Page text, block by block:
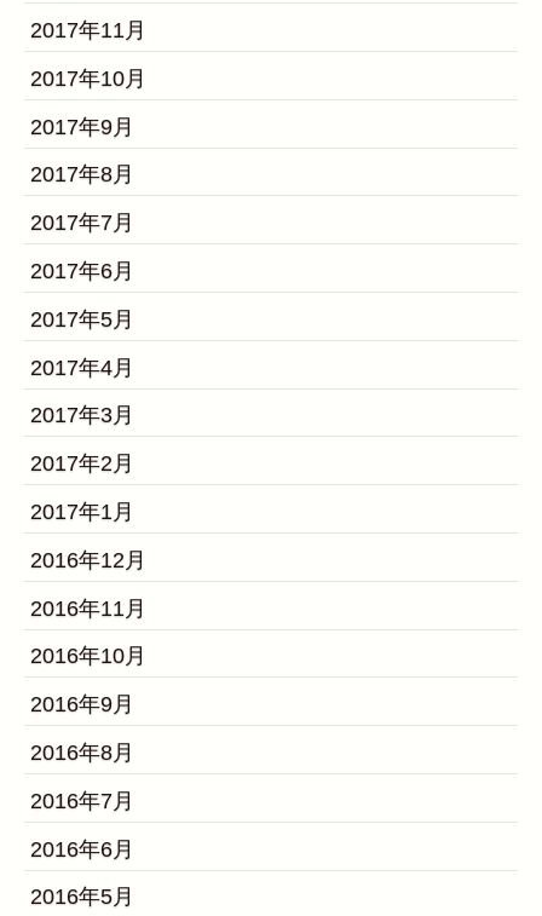
2017年11月
2017年10月
2017年9月
2017年8月
2017年7月
2017年6月
2017年5月
2017年4月
2017年3月
2017年2月
2017年1月
2016年12月
2016年11月
2016年10月
2016年9月
2016年8月
2016年7月
2016年6月
2016年5月